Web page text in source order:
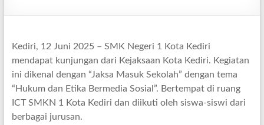
Kediri, 12 Juni 2025 – SMK Negeri 1 Kota Kediri
mendapat kunjungan dari Kejaksaan Kota Kediri. Kegiatan
ini dikenal dengan “Jaksa Masuk Sekolah” dengan tema
“Hukum dan Etika Bermedia Sosial”. Bertempat di ruang
ICT SMKN 1 Kota Kediri dan diikuti oleh siswa-siswi dari
berbagai jurusan.